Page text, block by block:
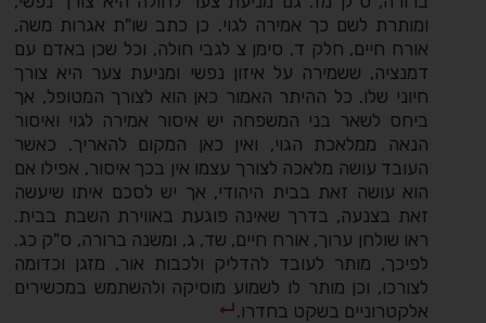
ומותרת לשם כך אמירה לגוי. כן כתב שו"ת אגרות משה,
אורח חיים, חלק ד, סימן צ לגבי חולה, וכל שכן באדם עם
דמנציה, ששמירה על איזון נפשי ומניעת צער היא צורך
חיוני שלו. כל ההיתר האמור כאן הוא לצורך המטופל, אך
ביחס לשאר בני המשפחה יש איסור אמירה לגוי ואיסור
הנאה ממלאכת הגוי, ואין כאן המקום להאריך. כאשר
העובד עושה מלאכה לצורך עצמו אין בכך איסור, אפילו אם
הוא עושה זאת בבית היהודי, אך יש לסכם איתו שיעשה
זאת בצנעה, בדרך שאינה פוגעת באווירת השבת בבית.
ראו שולחן ערוך, אורח חיים, שד, ג, ומשנה ברורה, ס"ק כג.
לפיכך, מותר לעובד להדליק ולכבות אור, מזגן וכדומה
לצורכו, וכן מותר לו לשמוע מוסיקה ולהשתמש במכשירים
אלקטרוניים בשקט בחדרו.